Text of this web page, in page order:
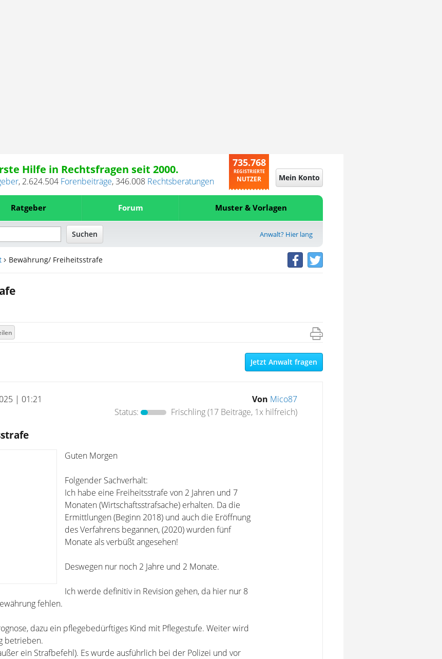
Hilfe in Rechtsfragen seit 2000.
, 2.624.504 Forenbeiträge,346.008 Rechtsberatungen
735.768
REGISTRIERTE
NUTZER Mein Konto
Ratgeber Forum Muster & Vorlagen
Anwalt? Hier lang
Bewährung/ Freiheitsstrafe
Jetzt Anwalt fragen
| 01:21 Von Mico87
Status:
Frischling(17 Beiträge, 1x hilfreich)
Guten Morgen
Folgender Sachverhalt:
Ich habe eine Freiheitsstrafe von 2 Jahren und 7
Monaten (Wirtschaftsstrafsache) erhalten. Da die
Ermittlungen (Beginn 2018) und auch die Eröffnung
des Verfahrens begannen, (2020) wurden fünf
Monate als verbüßt angesehen!
Deswegen nur noch 2 Jahre und 2 Monate.
Ich werde definitiv in Revision gehen, da hier nur 8
fehlen.
dazu ein pflegebedürftiges Kind mit Pflegestufe. Weiter wird
betrieben.
ein Strafbefehl). Es wurde ausführlich bei der Polizei und vor